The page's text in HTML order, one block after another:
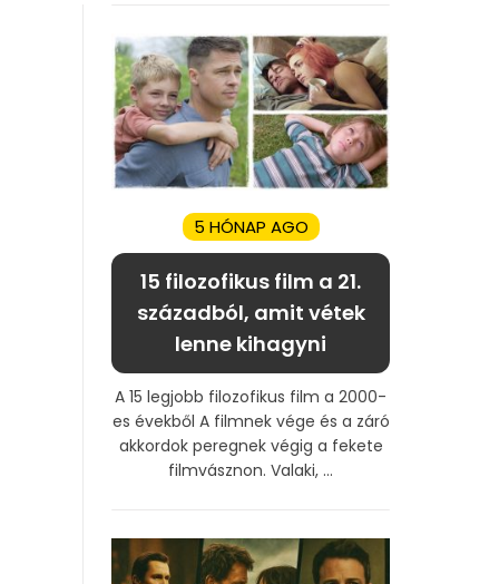
5 HÓNAP AGO
15 filozofikus film a 21.
századból, amit vétek
lenne kihagyni
A 15 legjobb filozofikus film a 2000-
es évekből A filmnek vége és a záró
akkordok peregnek végig a fekete
filmvásznon. Valaki, ...